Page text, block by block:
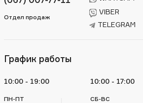
Отдел продаж
VIBER
TELEGRAM
График работы
10:00 - 19:00
ПН-ПТ
10:00 - 17:00
СБ-ВС